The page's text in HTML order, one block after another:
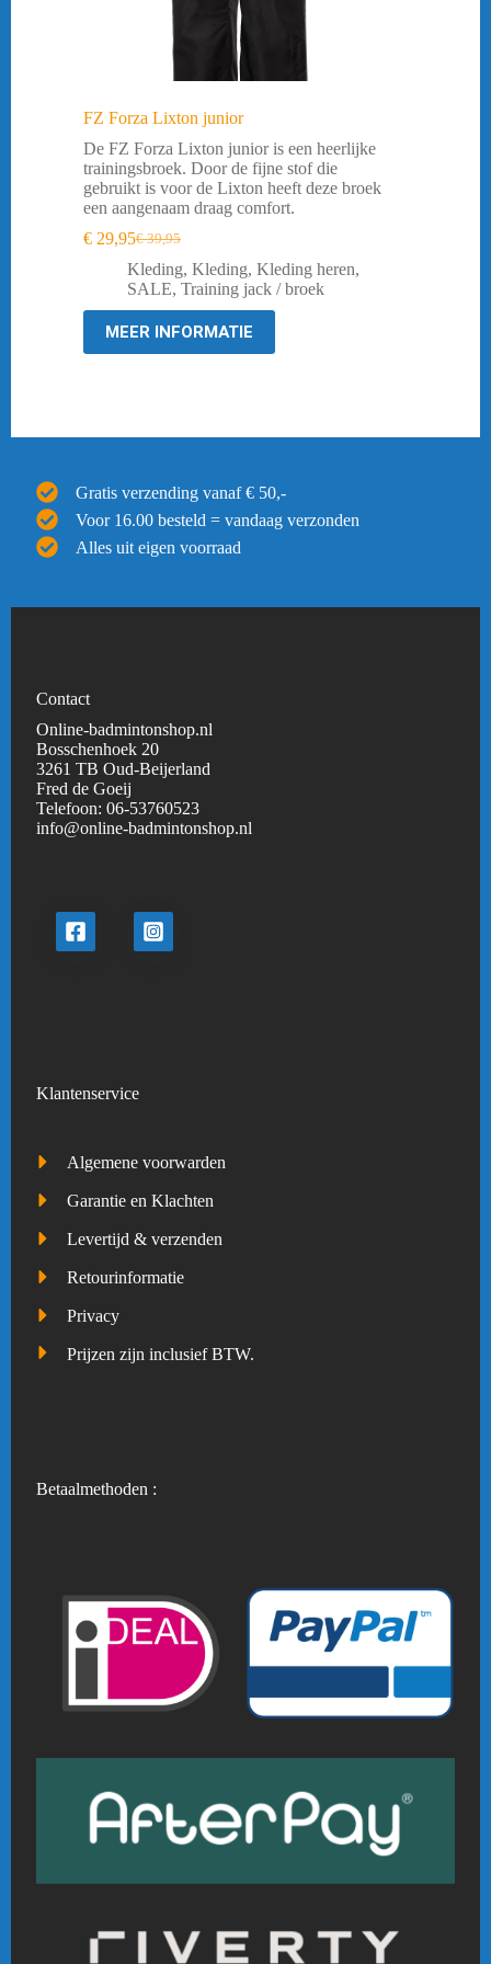
FZ Forza Lixton junior
De FZ Forza Lixton junior is een heerlijke
trainingsbroek. Door de fijne stof die
gebruikt is voor de Lixton heeft deze broek
een aangenaam draag comfort.
€39,95
Oorspronkelijke
prijs
was:
€ 39,95.
€ 29,95Huidige
prijs
is:
€ 29,95.
Kleding, Kleding, Kleding heren,
SALE, Training jack / broek
MEER INFORMATIE
Gratis verzending vanaf € 50,-
Voor 16.00 besteld = vandaag verzonden
Alles uit eigen voorraad
Contact
Online-badmintonshop.nl
Bosschenhoek 20
3261 TB Oud-Beijerland
Fred de Goeij
Telefoon:06-53760523
info@online-badmintonshop.nl
Klantenservice
Algemene voorwarden
Garantie en Klachten
Levertijd & verzenden
Retourinformatie
Privacy
Prijzen zijn inclusief BTW.
Betaalmethoden :